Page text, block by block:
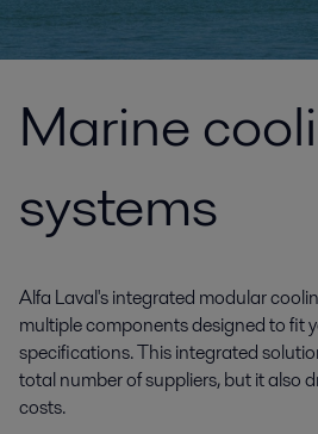
Marine
systems
Alfa Laval's integrated modular
multiple components designed to fit
specifications. This integrated
total number of suppliers, but it also
costs.